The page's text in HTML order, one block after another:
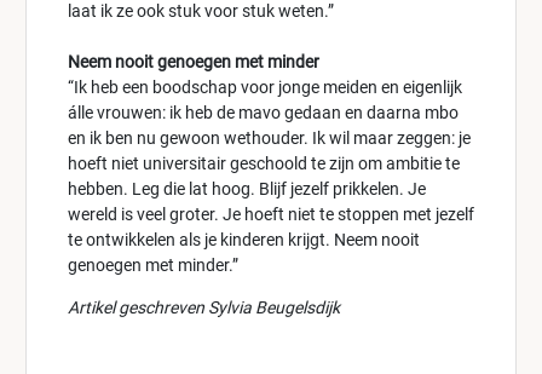
laat ik ze ook stuk voor stuk weten.”
Neem nooit genoegen met minder
“Ik heb een boodschap voor jonge meiden en eigenlijk
álle vrouwen: ik heb de mavo gedaan en daarna mbo
en ik ben nu gewoon wethouder. Ik wil maar zeggen: je
hoeft niet universitair geschoold te zijn om ambitie te
hebben. Leg die lat hoog. Blijf jezelf prikkelen. Je
wereld is veel groter. Je hoeft niet te stoppen met jezelf
te ontwikkelen als je kinderen krijgt. Neem nooit
genoegen met minder.”
Artikel geschreven Sylvia Beugelsdijk